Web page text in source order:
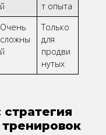
й
т опыта
Очень
сложны
й
Только
для
продви
нутых